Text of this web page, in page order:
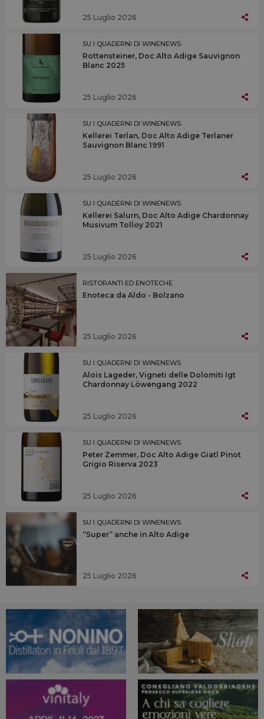
25 Luglio 2026
SU I QUADERNI DI WINENEWS
Rottensteiner, Doc Alto Adige Sauvignon
Blanc 2025
25 Luglio 2026
SU I QUADERNI DI WINENEWS
Kellerei Terlan, Doc Alto Adige Terlaner
Sauvignon Blanc 1991
25 Luglio 2026
SU I QUADERNI DI WINENEWS
Kellerei Salurn, Doc Alto Adige Chardonnay
Musivum Tolloy 2021
25 Luglio 2026
RISTORANTI ED ENOTECHE
Enoteca da Aldo - Bolzano
25 Luglio 2026
SU I QUADERNI DI WINENEWS
Alois Lageder, Vigneti delle Dolomiti Igt
Chardonnay Löwengang 2022
25 Luglio 2026
SU I QUADERNI DI WINENEWS
Peter Zemmer, Doc Alto Adige Giatl Pinot
Grigio Riserva 2023
25 Luglio 2026
SU I QUADERNI DI WINENEWS
“Super” anche in Alto Adige
25 Luglio 2026